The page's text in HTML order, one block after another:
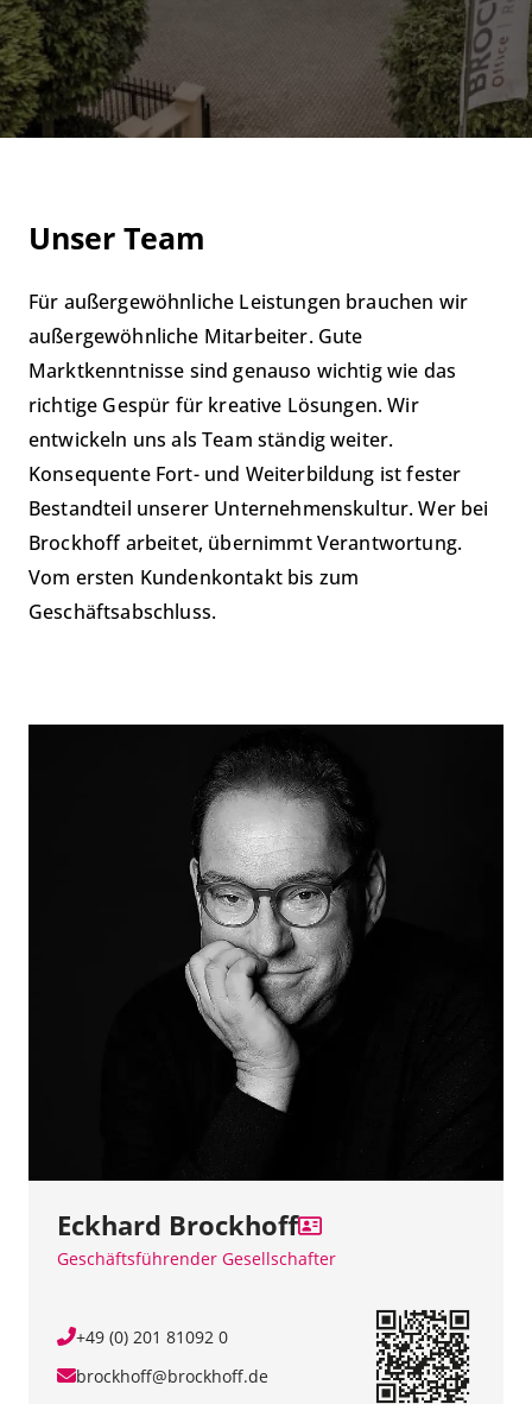
Unser Team
Für außergewöhnliche Leistungen brauchen wir
außergewöhnliche Mitarbeiter. Gute
Marktkenntnisse sind genauso wichtig wie das
richtige Gespür für kreative Lösungen. Wir
entwickeln uns als Team ständig weiter.
Konsequente Fort- und Weiterbildung ist fester
Bestandteil unserer Unternehmenskultur. Wer bei
Brockhoff arbeitet, übernimmt Verantwortung.
Vom ersten Kundenkontakt bis zum
Geschäftsabschluss.
Eckhard Brockhoff
Geschäftsführender Gesellschafter
+49 (0) 201 81092 0
brockhoff@brockhoff.de